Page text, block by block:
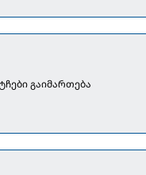
გაიმართება